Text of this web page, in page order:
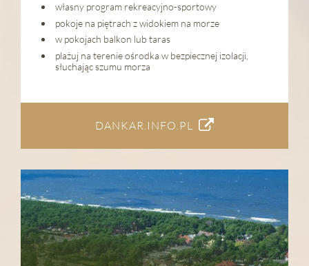
własny program rekreacyjno-sportowy
pokoje na piętrach z widokiem na morze
w pokojach balkon lub taras
plażuj na terenie ośrodka w bezpiecznej izolacji,
słuchając szumu morza
DANKAR.INFO.PL